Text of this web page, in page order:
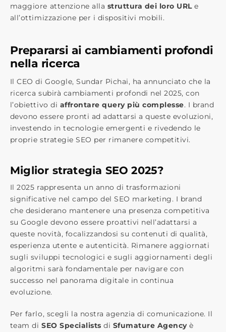
maggiore attenzione alla struttura dei loro URLe
all’ottimizzazione per i dispositivi mobili.
Prepararsi ai cambiamenti profondi
nella ricerca
Il CEO di Google, Sundar Pichai, ha annunciato che la
ricerca subirà cambiamenti profondi nel 2025, con
l’obiettivo di affrontare query più complesse. I brand
devono essere pronti ad adattarsi a queste evoluzioni,
investendo in tecnologie emergenti e rivedendo le
proprie strategie SEO per rimanere competitivi.
Miglior strategia SEO 2025?
Il 2025 rappresenta un anno di trasformazioni
significative nel campo del SEO marketing. I brand
che desiderano mantenere una presenza competitiva
su Google devono essere proattivi nell’adattarsi a
queste novità, focalizzandosi su contenuti di qualità,
esperienza utente e autenticità. Rimanere aggiornati
sugli sviluppi tecnologici e sugli aggiornamenti degli
algoritmi sarà fondamentale per navigare con
successo nel panorama digitale in continua
evoluzione.
Per farlo, scegli la nostra agenzia di comunicazione. Il
team diSEO Specialists di Sfumature Agencyè